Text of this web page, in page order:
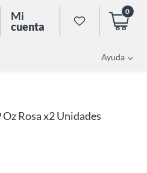
Mi
cuenta
0
Ayuda
Rosa x2 Unidades